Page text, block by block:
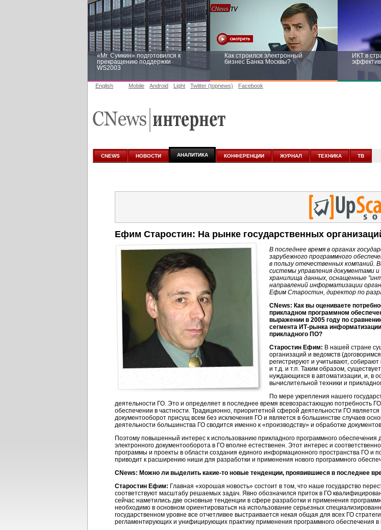
«Mr. Сумкин» подготовился к
прекращению поддержки
WS2003
Как строился электронный
бизнес Банка Москвы?
ИКТ в
аналитике
новых
English Mobile Android Light Twitter (topnews) Facebook
CNEWS НОВОСТИ АНАЛИТИКА КОНФЕРЕНЦИИ ЖУРНАЛ ТЕХНИКА ТВ
Ефим Старостин: На рынке государственных
В последнее время в органах
зарубежного программного
в пользу отечественных компаний.
системы управления документами и
хранилища данных, оснащенные
направлений информатизации
Ефим Старостин, директор по
CNews: Как вы оцениваете
прикладном программном
выражении в 2005 году по
сегмента ИТ-рынка
прикладного ПО?
Старостин Ефим: В нашей стране
организаций и ведомств
регистрируют и учитывают,
и т.д. и т.п. Таким образом,
нуждающихся в автоматизации, и, в
вычислительной техники и
По мере укрепления нашего
деятельности ГО. Это и определяет в последнее время всевозрастающую потребность
обеспечении в частности. Традиционно, приоритетной сферой деятельности ГО
документооборот присущ всем без исключения ГО и является в большинстве случаев
деятельности большинства ГО сводится именно к «производству» и обработке
Поэтому повышенный интерес к использованию прикладного программного обеспечения
электронного документооборота в ГО вполне естественен. Этот интерес и
программы и проекты в области создания единого информационного пространства ГО и
приводит к расширению ниши для разработки и применения нового программного
CNews: Можно ли выделить какие-то новые тенденции, проявившиеся в последнее
Старостин Ефим: Главная «хорошая новость» состоит в том, что наше государство
соответствуют масштабу решаемых задач. Явно обозначился приток в ГО
сейчас наметились две основные тенденции в сфере разработки и применения
необходимо в основном ориентироваться на использование серьезных
государственном уровне все отчетливее выстраивается некая общая для всех ГО
регламентирующих и унифицирующих практику применения программного обеспечения в